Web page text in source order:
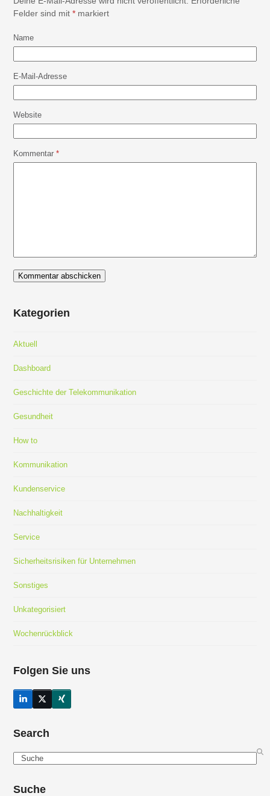
Felder sind mit* markiert
Name
E-Mail-Adresse
Website
Kommentar*
Kategorien
Aktuell
Dashboard
Geschichte der Telekommunikation
Gesundheit
How to
Kommunikation
Kundenservice
Nachhaltigkeit
Service
Sicherheitsrisiken für Unternehmen
Sonstiges
Unkategorisiert
Wochenrückblick
Folgen Sie uns
LinkedInTwitter
(deprecated)
Xing
Search
Search
Suche